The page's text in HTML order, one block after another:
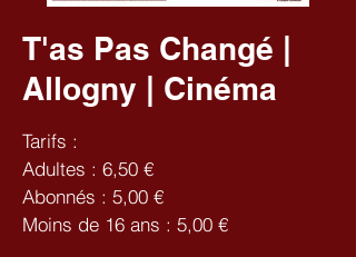
T'as Pas Changé |
Allogny | Cinéma
Tarifs :
Adultes : 6,50 €
Abonnés : 5,00 €
Moins de 16 ans : 5,00 €